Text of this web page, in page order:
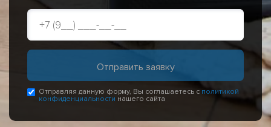
Отправляя данную форму, Вы соглашаетесь с политикой
конфиденциальности нашего сайта